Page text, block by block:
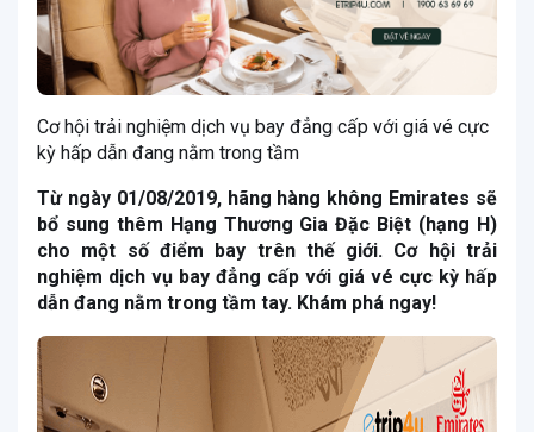
Cơ hội trải nghiệm dịch vụ bay đẳng cấp với giá vé cực
kỳ hấp dẫn đang nằm trong tầm
Từ ngày 01/08/2019, hãng hàng không Emirates sẽ
bổ sung thêm Hạng Thương Gia Đặc Biệt (hạng H)
cho một số điểm bay trên thế giới. Cơ hội trải
nghiệm dịch vụ bay đẳng cấp với giá vé cực kỳ hấp
dẫn đang nằm trong tầm tay. Khám phá ngay!